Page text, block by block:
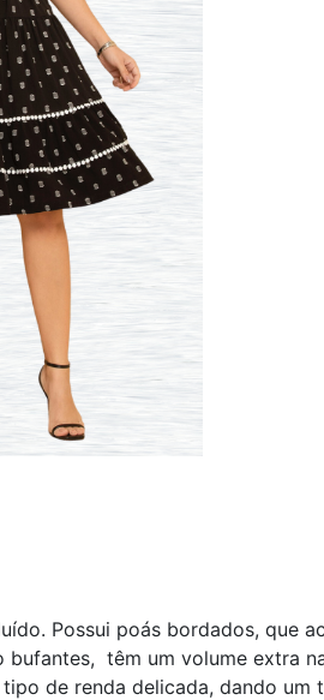
Possui poás bordados, que
bufantes, têm um volume extra
de renda delicada, dando